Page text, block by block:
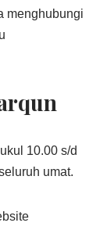
menghubungi
10.00 s/d
umat.